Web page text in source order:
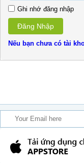
Ghi nhớ đăng nhập
Đăng Nhập
Nếu bạn chưa có tài